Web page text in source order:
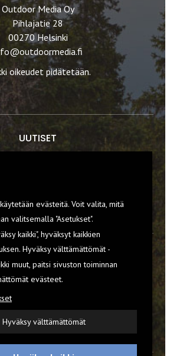
Outdoor Media Oy
Pihlajatie 28
00270 Helsinki
oikeudet pidätetään.
UUTISET
VARUSTEET
TILAA RETKI-LEHTI
YHTEYSTIEDOT
EVÄSTEET
evästeitä. Voit valita, mitä
valitsemalla "Asetukset".
kaikki", hyväksyt kaikkien
Hyväksy välttämättömät -
muut, paitsi sivuston toiminnan
evästeet.
Hyväksy välttämättömät